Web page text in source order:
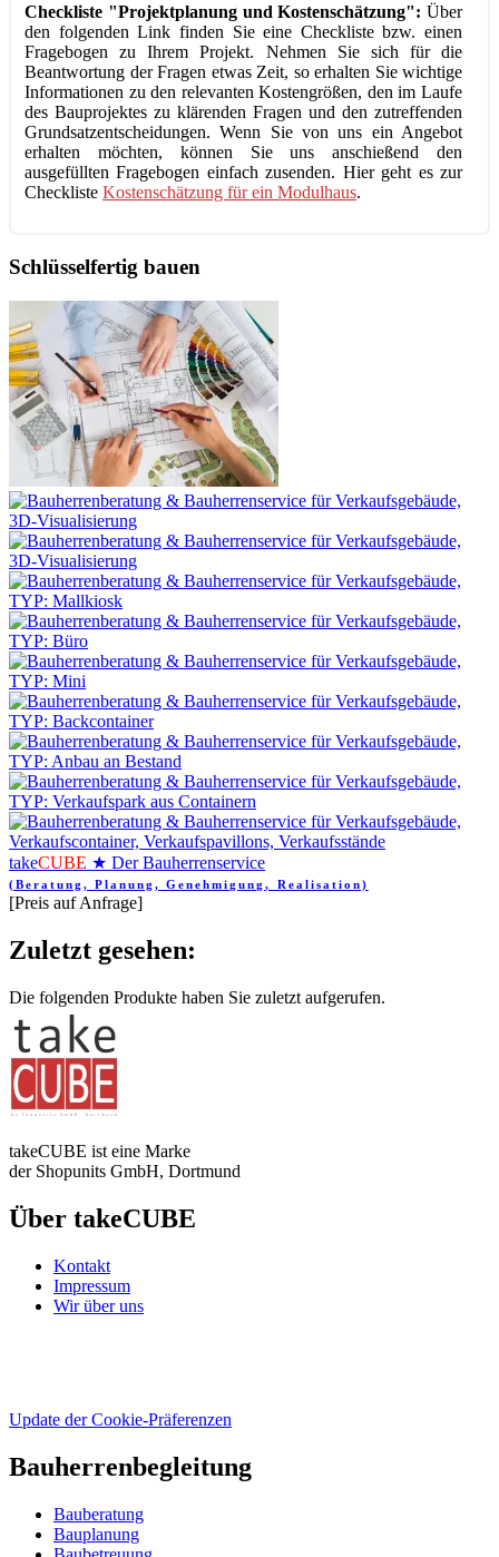
Checkliste "Projektplanung und Kostenschätzung": Über
den folgenden Link finden Sie eine Checkliste bzw. einen
Fragebogen zu Ihrem Projekt. Nehmen Sie sich für die
Beantwortung der Fragen etwas Zeit, so erhalten Sie wichtige
Informationen zu den relevanten Kostengrößen, den im Laufe
des Bauprojektes zu klärenden Fragen und den zutreffenden
Grundsatzentscheidungen. Wenn Sie von uns ein Angebot
erhalten möchten, können Sie uns anschießend den
ausgefüllten Fragebogen einfach zusenden. Hier geht es zur
Checkliste Kostenschätzung für ein Modulhaus.
Schlüsselfertig bauen
takeCUBE ★ Der Bauherrenservice
(Beratung, Planung, Genehmigung, Realisation)
[Preis auf Anfrage]
Zuletzt gesehen:
Die folgenden Produkte haben Sie zuletzt aufgerufen.
takeCUBE ist eine Marke
der Shopunits GmbH, Dortmund
Über takeCUBE
Kontakt
Impressum
Wir über uns
Update der Cookie-Präferenzen
Bauherrenbegleitung
Bauberatung
Bauplanung